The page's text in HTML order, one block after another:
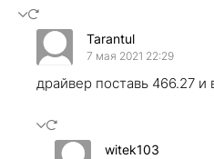
Tarantul
7 мая 2021 22:29
драйвер поставь 466.27 и
witek103